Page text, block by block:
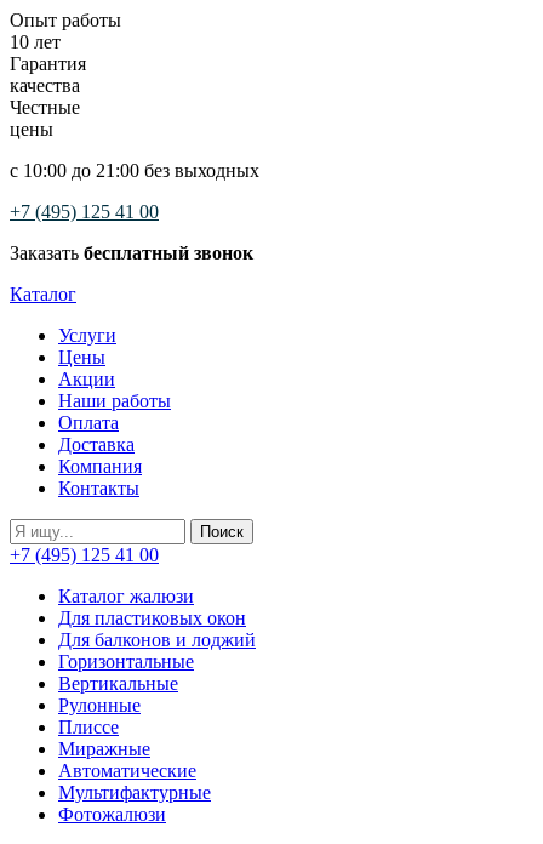
Опыт работы
10 лет
Гарантия
качества
Честные
цены
с 10:00 до 21:00 без выходных
+7 (495) 125 41 00
Заказать бесплатный звонок
Каталог
Услуги
Цены
Акции
Наши работы
Оплата
Доставка
Компания
Контакты
+7 (495) 125 41 00
Каталог жалюзи
Для пластиковых окон
Для балконов и лоджий
Горизонтальные
Вертикальные
Рулонные
Плиссе
Миражные
Автоматические
Мультифактурные
Фотожалюзи